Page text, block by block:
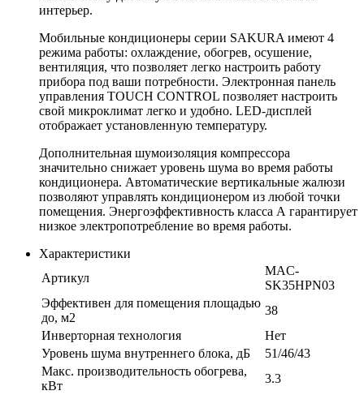
интерьер.
Мобильные кондиционеры серии SAKURA имеют 4
режима работы: охлаждение, обогрев, осушение,
вентиляция, что позволяет легко настроить работу
прибора под ваши потребности. Электронная панель
управления TOUCH CONTROL позволяет настроить
свой микроклимат легко и удобно. LED-дисплей
отображает установленную температуру.
Дополнительная шумоизоляция компрессора
значительно снижает уровень шума во время работы
кондиционера. Автоматические вертикальные жалюзи
позволяют управлять кондиционером из любой точки
помещения. Энергоэффективность класса А гарантирует
низкое электропотребление во время работы.
Характеристики
Артикул
MAC-
SK35HPN03
Эффективен для помещения площадью
до, м2
38
Инверторная технология
Нет
Уровень шума внутреннего блока, дБ
51/46/43
Макс. производительность обогрева,
кВт
3.3